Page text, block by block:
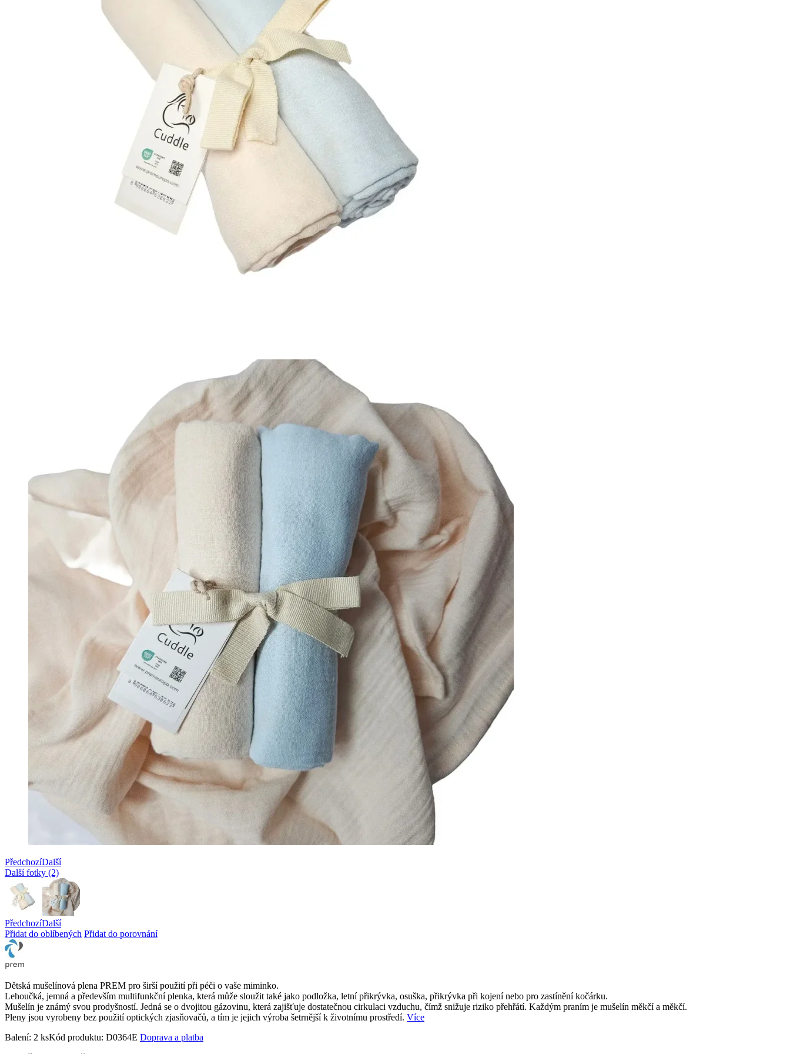
PředchozíDalší
Další fotky (2)
PředchozíDalší
Přidat do oblíbených Přidat do porovnání
Dětská mušelínová plena PREM pro širší použití při péči o vaše miminko.
Lehoučká, jemná a především multifunkční plenka, která může sloužit také jako podložka, letní přikrývka, osuška, přikrývka při kojení nebo pro zastínění kočárku.
Mušelín je známý svou prodyšností. Jedná se o dvojitou gázovinu, která zajišťuje dostatečnou cirkulaci vzduchu, čímž snižuje riziko přehřátí. Každým praním je mušelín měkčí a měkčí.
Pleny jsou vyrobeny bez použití optických zjasňovačů, a tím je jejich výroba šetrnější k životnímu prostředí. Více
Balení: 2 ksKód produktu: D0364E Doprava a platba